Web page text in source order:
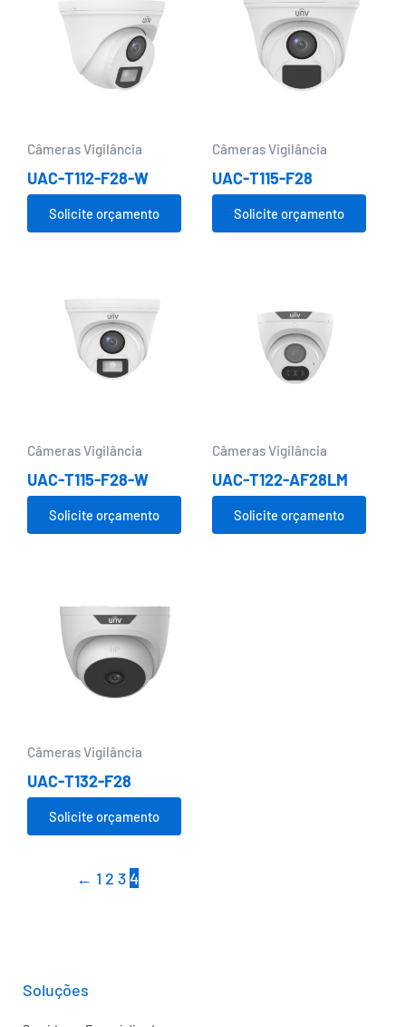
Câmeras Vigilância
UAC-T112-F28-W
Solicite orçamento
Câmeras Vigilância
UAC-T115-F28
Solicite orçamento
Câmeras Vigilância
UAC-T115-F28-W
Solicite orçamento
Câmeras Vigilância
UAC-T122-AF28LM
Solicite orçamento
Câmeras Vigilância
UAC-T132-F28
Solicite orçamento
← 1 2 34
Soluções